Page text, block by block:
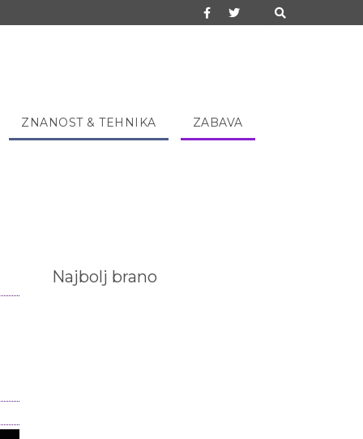
ZNANOST & TEHNIKA ZABAVA
Najbolj brano